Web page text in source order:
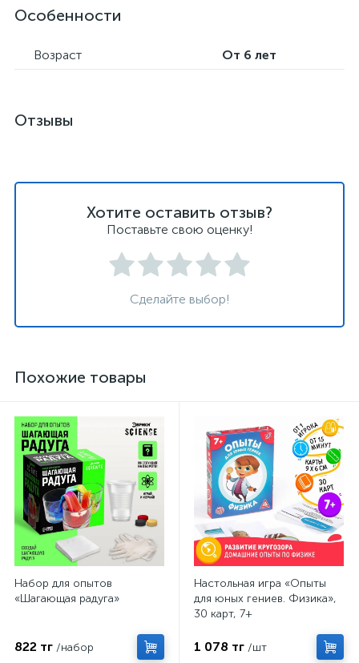
Особенности
Возраст От 6 лет
Отзывы
Хотите оставить отзыв?
Поставьте свою оценку!
Сделайте выбор!
Похожие товары
Набор для опытов
«Шагающая радуга»
822 тг /набор
Настольная игра «Опыты
для юных гениев. Физика»,
30 карт, 7+
1 078 тг /шт